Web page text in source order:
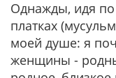
Однажды, идя
платках
моей душе: я
женщины -